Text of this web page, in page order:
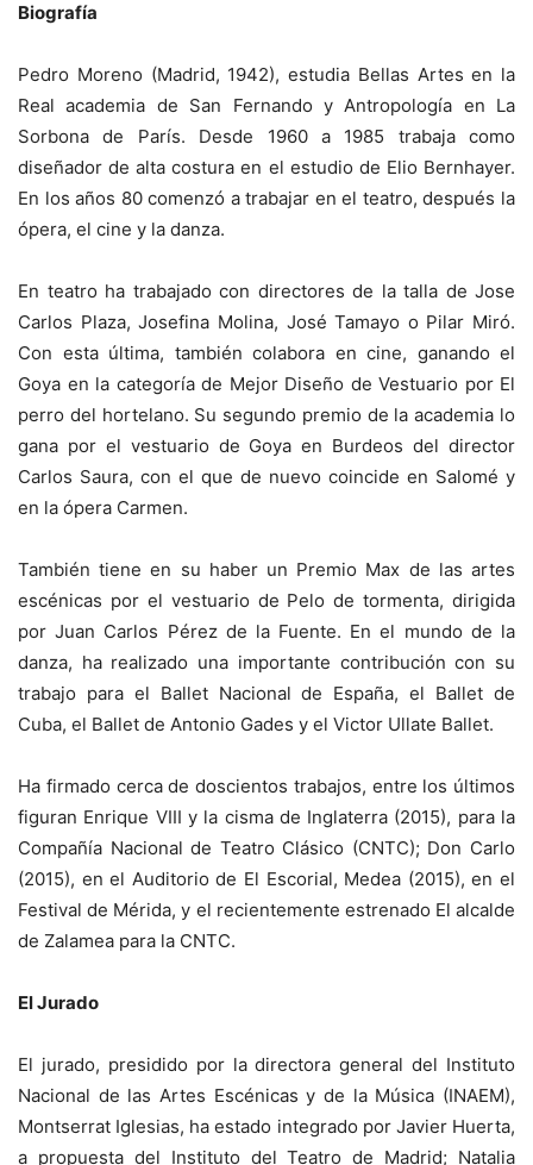
Biografía
Pedro Moreno (Madrid, 1942), estudia Bellas Artes en la
Real academia de San Fernando y Antropología en La
Sorbona de París. Desde 1960 a 1985 trabaja como
diseñador de alta costura en el estudio de Elio Bernhayer.
En los años 80 comenzó a trabajar en el teatro, después la
ópera, el cine y la danza.
En teatro ha trabajado con directores de la talla de Jose
Carlos Plaza, Josefina Molina, José Tamayo o Pilar Miró.
Con esta última, también colabora en cine, ganando el
Goya en la categoría de Mejor Diseño de Vestuario por El
perro del hortelano. Su segundo premio de la academia lo
gana por el vestuario de Goya en Burdeos del director
Carlos Saura, con el que de nuevo coincide en Salomé y
en la ópera Carmen.
También tiene en su haber un Premio Max de las artes
escénicas por el vestuario de Pelo de tormenta, dirigida
por Juan Carlos Pérez de la Fuente. En el mundo de la
danza, ha realizado una importante contribución con su
trabajo para el Ballet Nacional de España, el Ballet de
Cuba, el Ballet de Antonio Gades y el Victor Ullate Ballet.
Ha firmado cerca de doscientos trabajos, entre los últimos
figuran Enrique VIII y la cisma de Inglaterra (2015), para la
Compañía Nacional de Teatro Clásico (CNTC); Don Carlo
(2015), en el Auditorio de El Escorial, Medea (2015), en el
Festival de Mérida, y el recientemente estrenado El alcalde
de Zalamea para la CNTC.
El Jurado
El jurado, presidido por la directora general del Instituto
Nacional de las Artes Escénicas y de la Música (INAEM),
Montserrat Iglesias, ha estado integrado por Javier Huerta,
a propuesta del Instituto del Teatro de Madrid; Natalia